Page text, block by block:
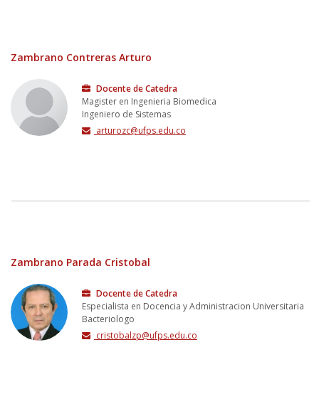
Zambrano Contreras Arturo
Docente de Catedra
Magister en Ingenieria Biomedica
Ingeniero de Sistemas
arturozc@ufps.edu.co
Zambrano Parada Cristobal
Docente de Catedra
Especialista en Docencia y Administracion Universitaria
Bacteriologo
cristobalzp@ufps.edu.co